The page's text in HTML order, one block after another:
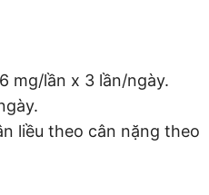
mg/lần x 3 lần/ngày.
liều theo cân nặng theo